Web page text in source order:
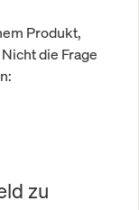
Produkt,
die Frage
zu